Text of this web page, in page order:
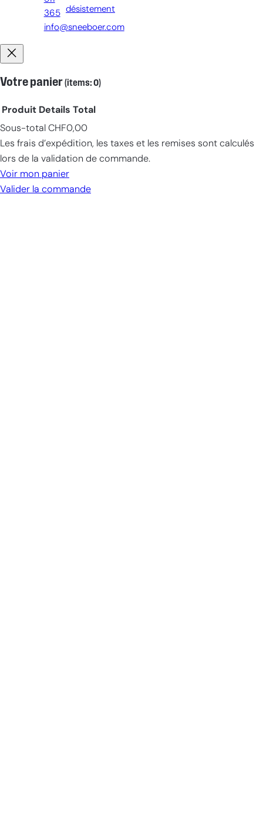
365
info@sneeboer.com
désistement
Votre panier(items: 0)
Products
in
cart
Produit Details Total
Sous-total CHF0,00
Les frais d’expédition, les taxes et les remises sont calculés
lors de la validation de commande.
Voir mon panier
Valider la commande